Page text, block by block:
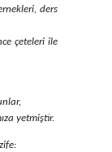
ders
çeteleri ile
yetmiştir.